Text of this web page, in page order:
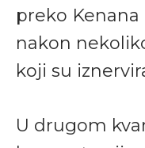
preko
nakon
koji su
U drugom